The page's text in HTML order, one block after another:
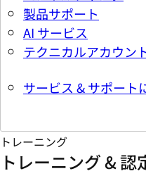
製品サポート
AI サービス
テクニカルアカウン
サービス & サポート
トレーニング
トレーニング & 認